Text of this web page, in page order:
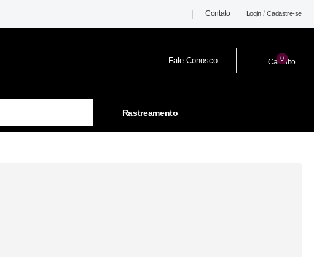
Contato Login / Cadastre-se
Fale Conosco Carrinho
0
Rastreamento